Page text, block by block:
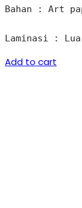
Bahan : Art
Laminasi :
Add to cart